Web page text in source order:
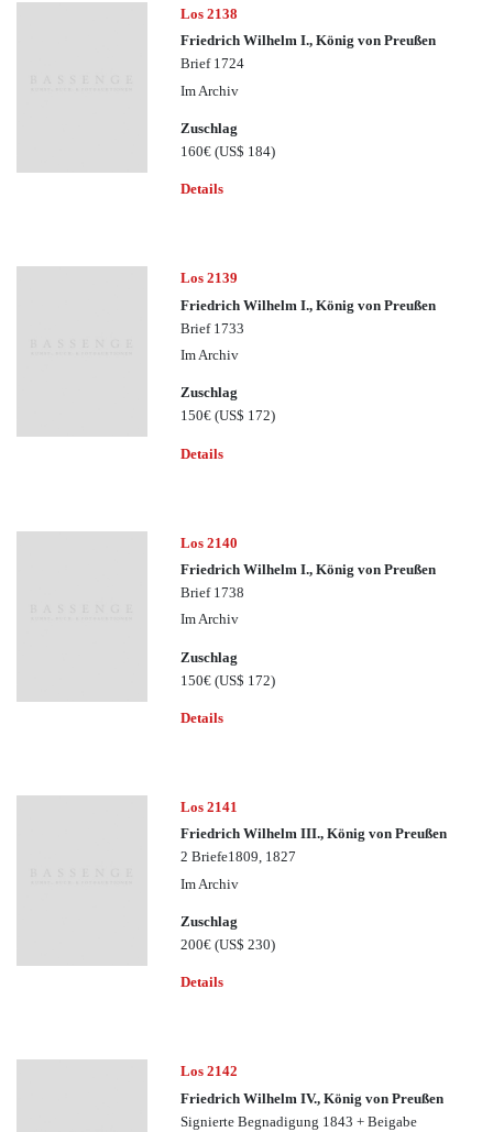
Los 2138
Friedrich Wilhelm I., König von Preußen
Brief 1724
Im Archiv
Zuschlag
160€(US$ 184)
Details
Los 2139
Friedrich Wilhelm I., König von Preußen
Brief 1733
Im Archiv
Zuschlag
150€(US$ 172)
Details
Los 2140
Friedrich Wilhelm I., König von Preußen
Brief 1738
Im Archiv
Zuschlag
150€(US$ 172)
Details
Los 2141
Friedrich Wilhelm III., König von Preußen
2 Briefe1809, 1827
Im Archiv
Zuschlag
200€(US$ 230)
Details
Los 2142
Friedrich Wilhelm IV., König von Preußen
Signierte Begnadigung 1843 + Beigabe